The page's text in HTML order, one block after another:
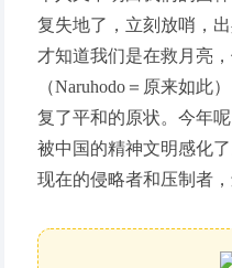
复失地了，立刻放哨，
才知道我们是在救月亮
（Naruhodo＝原来如此
复了平和的原状。今年
被中国的精神文明感化了
现在的侵略者和压制者